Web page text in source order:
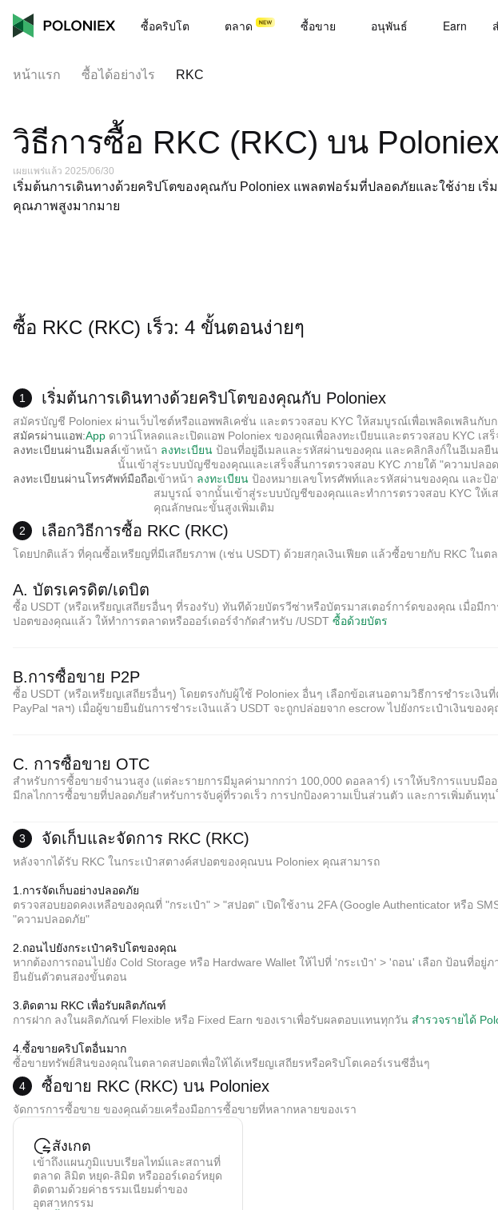
ซื้อคริปโต ตลาด ซื้อขาย อนุพันธ์ Earn
หน้าแรก ซื้อได้อย่างไร RKC
วิธีการซื้อ RKC (RKC) บน Poloniex
เผยแพร่แล้ว 2025/06/30
เริ่มต้นการเดินทางด้วยคริปโตของคุณกับ Poloniex แพลตฟอร์มที่ปลอดภัยและใช้ง่าย เ
คุณภาพสูงมากมาย
ซื้อ RKC (RKC) เร็ว: 4 ขั้นตอนง่ายๆ
1 เริ่มต้นการเดินทางด้วยคริปโตของคุณกับ Poloniex
สมัครบัญชี Poloniex ผ่านเว็บไซต์หรือแอพพลิเคชั่น และตรวจสอบ KYC ให้สมบูรณ์เพื่อเพลิดเพลินกั
สมัครผ่านแอพ:App ดาวน์โหลดและเปิดแอพ Poloniex ของคุณเพื่อลงทะเบียนและตรวจสอบ KYC เส
ลงทะเบียนผ่านอีเมลล์เข้าหน้า ลงทะเบียน ป้อนที่อยู่อีเมลและรหัสผ่านของคุณ และคลิกลิงก์ในอีเมล
นั้นเข้าสู่ระบบบัญชีของคุณและเสร็จสิ้นการตรวจสอบ KYC ภายใต้ "ความปลอ
ลงทะเบียนผ่านโทรศัพท์มือถือเข้าหน้า ลงทะเบียน ป้องหมายเลขโทรศัพท์และรหัสผ่านของคุณ และป้อ
สมบูรณ์ จากนั้นเข้าสู่ระบบบัญชีของคุณและทำการตรวจสอบ KYC ให้เ
คุณลักษณะขั้นสูงเพิ่มเติม
2
เลือกวิธีการซื้อ RKC (RKC)
โดยปกติแล้ว ที่คุณซื้อเหรียญที่มีเสถียรภาพ (เช่น USDT) ด้วยสกุลเงินเฟียต แล้วซื้อขายกับ RKC ในต
A. บัตรเครดิต/เดบิต
ซื้อ USDT (หรือเหรียญเสถียรอื่นๆ ที่รองรับ) ทันทีด้วยบัตรวีซ่าหรือบัตรมาสเตอร์การ์ดของคุณ เมื่อมีกา
ปอตของคุณแล้ว ให้ทำการตลาดหรือออร์เดอร์จำกัดสำหรับ /USDT ซื้อด้วยบัตร
*คำเตือน:
การชำระเงินบัตรเครดิตได้รับการจัดการโดยฝ่ายที่สาม Poloniex ไม่ได้จัดเก็บข้อมูลการ์ด
ค่าธรรมเนียมการซื้อขาย 0.5-1.5% (ขึ้นอยู่กับผู้ให้บริการ)
คริปโตถูกเครดิตไปยังกระเป๋าเงินสปอตของคุณทันทีหลังจากการซื้อ
B.การซื้อขาย P2P
ซื้อ USDT (หรือเหรียญเสถียรอื่นๆ) โดยตรงกับผู้ใช้ Poloniex อื่นๆ เลือกข้อเสนอตามวิธีการชำระเงิ
PayPal ฯลฯ) เมื่อผู้ขายยืนยันการชำระเงินแล้ว USDT จะถูกปล่อยจาก escrow ไปยังกระเป๋าเงินของ
*คำเตือน:
ไม่มีค่าธรรมเนียมขั้นกลาง; ผู้ขายตั้งราคา.
การป้องกัน escrow ช่วยให้มั่นใจในการชำระเงินและการปล่อยตัวสำหรับทั้งสองฝ่าย
C. การซื้อขาย OTC
สำหรับการซื้อขายจำนวนสูง (แต่ละรายการมีมูลค่ามากกว่า 100,000 ดอลลาร์) เราให้บริการแบบมื
มีกลไกการซื้อขายที่ปลอดภัยสำหรับการจับคู่ที่รวดเร็ว การปกป้องความเป็นส่วนตัว และการเพิ่มต้นทุน
ไม่มีค่าธรรมเนียมขั้นกลาง; ผู้ขายตั้งราคา.
การป้องกัน escrow ช่วยให้มั่นใจในการชำระเงินและการปล่อยตัวสำหรับทั้งสองฝ่าย
การชำระเงินมักจะใช้เวลา 15 นาทีถึง 2 ชั่วโมง (ขึ้นอยู่กับวิธีการชำระเงิน)
3 จัดเก็บและจัดการ RKC (RKC)
หลังจากได้รับ RKC ในกระเป๋าสตางค์สปอตของคุณบน Poloniex คุณสามารถ
1.การจัดเก็บอย่างปลอดภัย
ตรวจสอบยอดคงเหลือของคุณที่ "กระเป๋า" > "สปอต" เปิดใช้งาน 2FA (Google Authenticator หรือ
"ความปลอดภัย"
2.ถอนไปยังกระเป๋าคริปโตของคุณ
หากต้องการถอนไปยัง Cold Storage หรือ Hardware Wallet ให้ไปที่ 'กระเป๋า' > 'ถอน' เลือก ป้อนที่อ
ยืนยันตัวตนสองขั้นตอน
3.ติดตาม RKC เพื่อรับผลิตภัณฑ์
การฝาก ลงในผลิตภัณฑ์ Flexible หรือ Fixed Earn ของเราเพื่อรับผลตอบแทนทุกวัน สำรวจรายได้
4.ซื้อขายคริปโตอื่นมาก
ซื้อขายทรัพย์สินของคุณในตลาดสปอตเพื่อให้ได้เหรียญเสถียรหรือคริปโตเคอร์เรนซีอื่นๆ
4
ซื้อขาย RKC (RKC) บน Poloniex
จัดการการซื้อขาย ของคุณด้วยเครื่องมือการซื้อขายที่หลากหลายของเรา
สังเกต
เข้าถึงแผนภูมิแบบเรียลไทม์และสถานที่
ตลาด ลิมิต หยุด-ลิมิต หรือออร์เดอร์หยุด
ติดตามด้วยค่าธรรมเนียมต่ำของ
อุตสาหกรรม